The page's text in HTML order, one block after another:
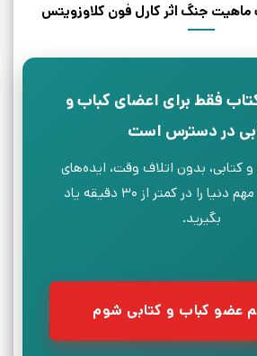
ماهیت جنگ اثر کارل فون کلاوزویتس
فقط برای اعضای کباب و
در دسترس است
کتابی، بدون اتلاف وقت، ایده‌های
اصلی کتاب‌های مهم دنیا را در کمتر از ۳۰ دقیقه یاد
بگیرید.
عضو کباب و کتابی شوم